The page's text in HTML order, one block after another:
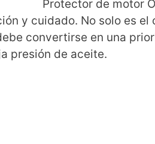
y cuidado. No solo es
convertirse en una
presión de aceite.